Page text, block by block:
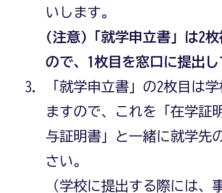
いします。
(注意)「就学申立書」は2
ので、1枚目を窓口に提出
「就学申立書」の2枚目は
ますので、これを「在学証
与証明書」と一緒に就学先
さい。
（学校に提出する際には、